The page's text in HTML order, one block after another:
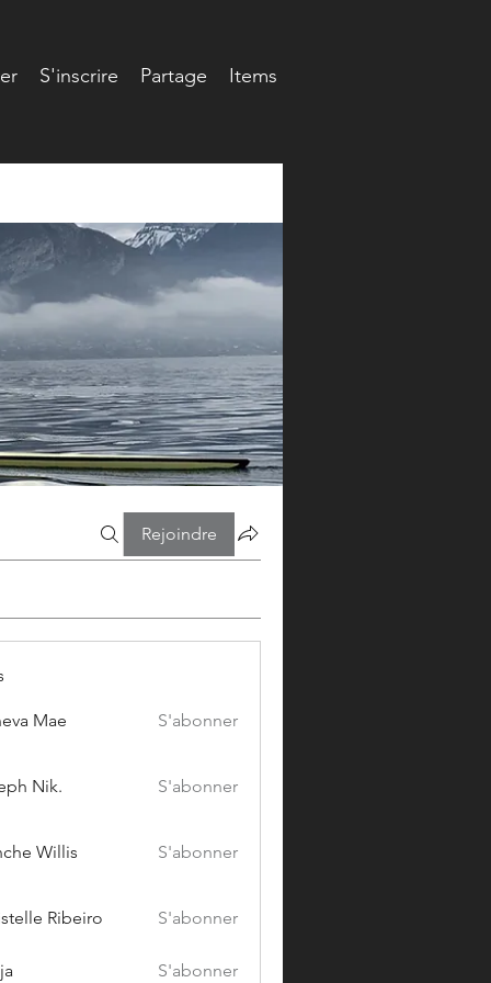
S'inscrire Partage
Items
Rejoindre
Mae S'abonner
Nik. S'abonner
Willis S'abonner
Ribeiro S'abonner
S'abonner